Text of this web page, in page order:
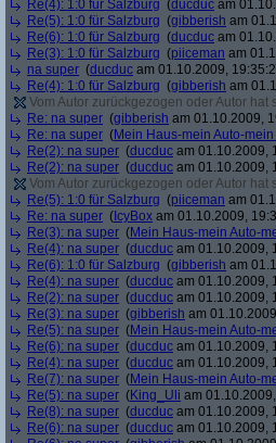
Re(4): 1:0 für Salzburg (ducduc am
Re(5): 1:0 für Salzburg (gibberish am
Re(6): 1:0 für Salzburg (ducduc am
Re(3): 1:0 für Salzburg (piiceman am
na super (ducduc am 01.10.2009,
Re(4): 1:0 für Salzburg (gibberish am
Vom Autor zurückgezogen oder Autor
Re: na super (gibberish am 01.10.2009,
Re: na super (Mein Haus-mein Auto-
Re(2): na super (ducduc am 01.10.2009,
Re(2): na super (ducduc am 01.10.2009,
Vom Autor zurückgezogen oder Autor
Re(5): 1:0 für Salzburg (piiceman am
Re: na super ( IcyBox am 01.10.2009,
Re(3): na super (Mein Haus-mein Auto-
Re(4): na super (ducduc am 01.10.2009,
Re(6): 1:0 für Salzburg (gibberish am
Re(4): na super (ducduc am 01.10.2009,
Re(2): na super (ducduc am 01.10.2009,
Re(3): na super (gibberish am
Re(5): na super (Mein Haus-mein Auto-
Re(6): na super (ducduc am 01.10.2009,
Re(4): na super (ducduc am 01.10.2009,
Re(7): na super (Mein Haus-mein Auto-
Re(5): na super (King_Uli am
Re(8): na super (ducduc am 01.10.2009,
Re(6): na super (ducduc am 01.10.2009,